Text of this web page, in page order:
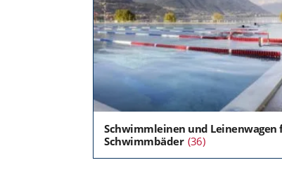
Schwimmleinen und Leinenwagen
Schwimmbäder (36)